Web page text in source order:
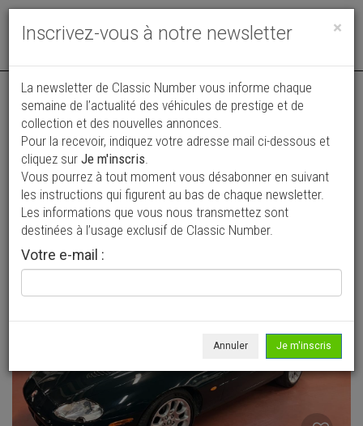
Toggle
Annonce actualisée le 30/07/2026 ( il y a 8 jours )
Jaguar XKR V8 4.0 365ch
22 500 €
1998 Coupé 170 850 km
×
Inscrivez-vous à notre newsletter
La newsletter de Classic Number vous informe chaque
semaine de l’actualité des véhicules de prestige et de
collection et des nouvelles annonces.
Pour la recevoir, indiquez votre adresse mail ci-dessous et
cliquez sur Je m'inscris.
Vous pourrez à tout moment vous désabonner en suivant
les instructions qui figurent au bas de chaque newsletter.
Les informations que vous nous transmettez sont
destinées à l’usage exclusif de Classic Number.
Votre e-mail :
Annuler Je m'inscris